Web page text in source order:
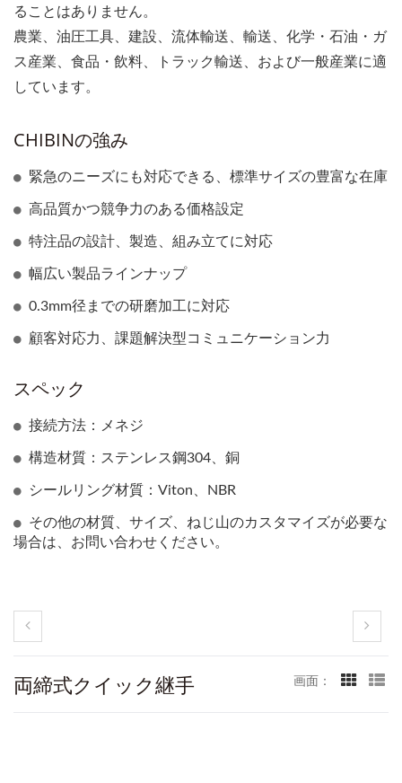
ることはありません。
農業、油圧工具、建設、流体輸送、輸送、化学・石油・ガ
ス産業、食品・飲料、トラック輸送、および一般産業に適
しています。
CHIBINの強み
緊急のニーズにも対応できる、標準サイズの豊富な在庫
高品質かつ競争力のある価格設定
特注品の設計、製造、組み立てに対応
幅広い製品ラインナップ
0.3mm径までの研磨加工に対応
顧客対応力、課題解決型コミュニケーション力
スペック
接続方法：メネジ
構造材質：ステンレス鋼304、銅
シールリング材質：Viton、NBR
その他の材質、サイズ、ねじ山のカスタマイズが必要な
場合は、お問い合わせください。
両締式クイック継手 画面：